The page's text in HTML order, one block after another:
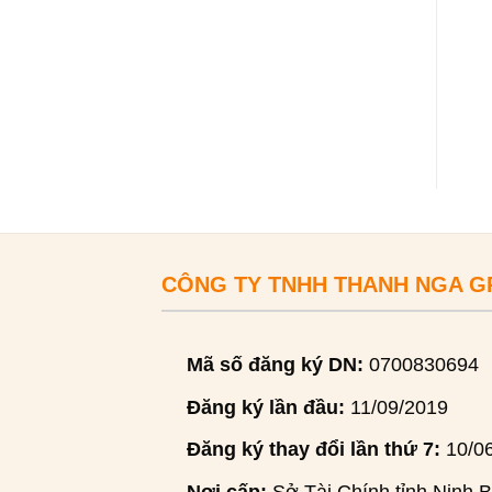
CÔNG TY TNHH THANH NGA
Mã số đăng ký DN: 0700830694
Đăng ký lần đầu: 11/09/2019
Đăng ký thay đổi lần thứ 7: 10/